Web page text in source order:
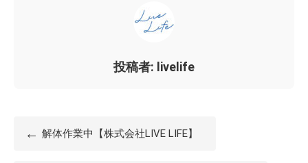
投稿者: livelife
← 解体作業中【株式会社LIVE LIFE】